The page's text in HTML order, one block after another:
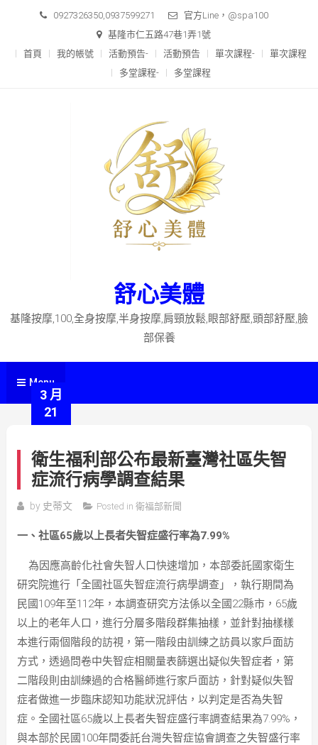
content
0927326350,0937599271
官方Line，@spa100
基隆市仁五路47巷1弄1號
首頁
我的帳號 活動預告- 活動預告 單次課程-
單次課程
多堂課程-
多堂課程
舒心美體
基隆按摩,100,全身按摩,半身按摩,肩頸放鬆,眼部舒壓,頭部舒壓,臉
部保養
Menu
3 月
21
衛生福利部公布最新臺灣社區失智
症流行病學調查結果
by 史蒂文 Posted in 衛福部新聞
一、社區65歲以上長者失智症盛行率為7.99%
為因應高齡化社會失智人口快速增加，本部委託國家衛生
研究院進行「全國社區失智症流行病學調查」，執行期間為
民國109年至112年，本調查研究方法係以全國22縣市，65歲
以上的老年人口，進行分層多階段群集抽樣，並針對抽樣樣
本進行兩個階段的訪視，第一階段由訓練之訪員以家戶面訪
方式，透過問卷中失智症相關量表篩選出疑似失智症者，第
二階段則由訓練過的合格醫師進行家戶面訪，針對疑似失智
症者做進一步臨床認知功能狀況評估，以判定是否為失智
症。全國社區65歲以上長者失智症盛行率調查結果為7.99%，
與本部於民國100年間委託台灣失智症協會調查之失智盛行率